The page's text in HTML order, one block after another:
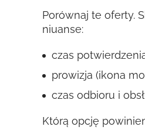
Porównaj te oferty.
niuanse:
czas
prowizja (ikona
czas odbioru i
Którą opcję